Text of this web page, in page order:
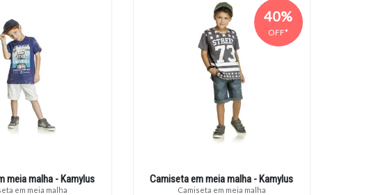
meia malha - Kamylus
em meia malha
40%
OFF*
Camiseta em meia malha - Kamylus
Camiseta em meia malha